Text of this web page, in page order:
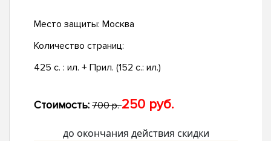
Место защиты: Москва
Количество страниц:
425 с. : ил. + Прил. (152 с.: ил.)
Стоимость: 700 р.250 руб.
до окончания действия скидки